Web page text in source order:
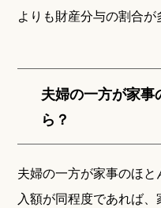
よりも財産分与の割合が
夫婦の一方が家事
ら？
夫婦の一方が家事のほ
入額が同程度であれば